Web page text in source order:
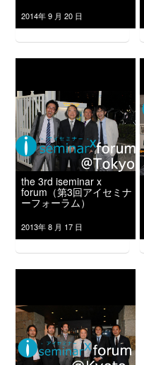
2014年 9 月 20 日
the 3rd iseminar x
forum（第3回アイセミナ
ーフォーラム）
2013年 8 月 17 日